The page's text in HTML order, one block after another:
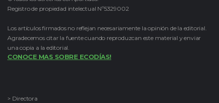
Registro de propiedad intelectual Nº5329002
Los artículos firmados no reflejan necesariamente la opinión de la editorial.
Agradecemos citar la fuente cuando reproduzcan este material y enviar
una copia a la editorial.
CONOCE MAS SOBRE ECODÍAS!
> Directora